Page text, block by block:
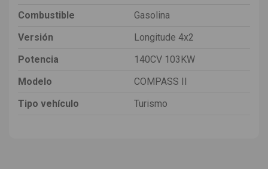
Combustible
Gasolina
Versión
Longitude 4x2
Potencia
140CV 103KW
Modelo
COMPASS II
Tipo vehículo
Turismo